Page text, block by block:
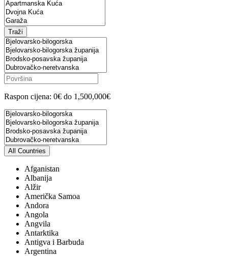
Raspon cijena: 0€ do 1,500,000€
All Countries
Afganistan
Albanija
Alžir
Američka Samoa
Andora
Angola
Angvila
Antarktika
Antigva i Barbuda
Argentina